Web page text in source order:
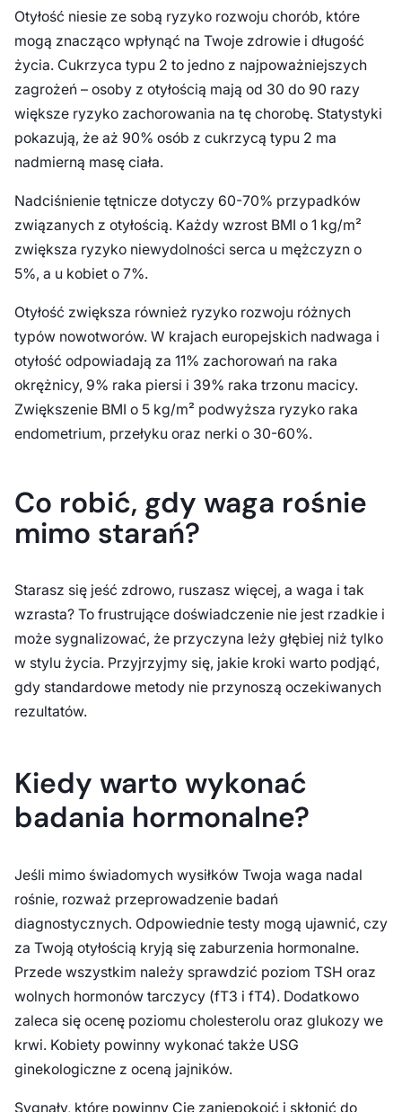
Otyłość niesie ze sobą ryzyko rozwoju chorób, które
mogą znacząco wpłynąć na Twoje zdrowie i długość
życia. Cukrzyca typu 2 to jedno z najpoważniejszych
zagrożeń – osoby z otyłością mają od 30 do 90 razy
większe ryzyko zachorowania na tę chorobę. Statystyki
pokazują, że aż 90% osób z cukrzycą typu 2 ma
nadmierną masę ciała.
Nadciśnienie tętnicze dotyczy 60-70% przypadków
związanych z otyłością. Każdy wzrost BMI o 1 kg/m²
zwiększa ryzyko niewydolności serca u mężczyzn o
5%, a u kobiet o 7%.
Otyłość zwiększa również ryzyko rozwoju różnych
typów nowotworów. W krajach europejskich nadwaga i
otyłość odpowiadają za 11% zachorowań na raka
okrężnicy, 9% raka piersi i 39% raka trzonu macicy.
Zwiększenie BMI o 5 kg/m² podwyższa ryzyko raka
endometrium, przełyku oraz nerki o 30-60%.
Co robić, gdy waga rośnie
mimo starań?
Starasz się jeść zdrowo, ruszasz więcej, a waga i tak
wzrasta? To frustrujące doświadczenie nie jest rzadkie i
może sygnalizować, że przyczyna leży głębiej niż tylko
w stylu życia. Przyjrzyjmy się, jakie kroki warto podjąć,
gdy standardowe metody nie przynoszą oczekiwanych
rezultatów.
Kiedy warto wykonać
badania hormonalne?
Jeśli mimo świadomych wysiłków Twoja waga nadal
rośnie, rozważ przeprowadzenie badań
diagnostycznych. Odpowiednie testy mogą ujawnić, czy
za Twoją otyłością kryją się zaburzenia hormonalne.
Przede wszystkim należy sprawdzić poziom TSH oraz
wolnych hormonów tarczycy (fT3 i fT4). Dodatkowo
zaleca się ocenę poziomu cholesterolu oraz glukozy we
krwi. Kobiety powinny wykonać także USG
ginekologiczne z oceną jajników.
Sygnały, które powinny Cię zaniepokoić i skłonić do